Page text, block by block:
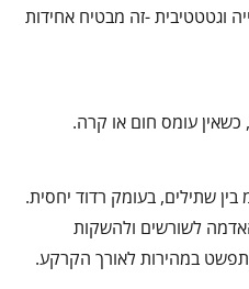
וגטטטיבית -זה מבטיח אחידות
כשאין עומס חום או קרה.
במרחק של כ־25–30 ס"מ בין שתילים, בעומק רדוד יחסית.
לשורשים ולהשקות
במהירות לאורך הקרקע.